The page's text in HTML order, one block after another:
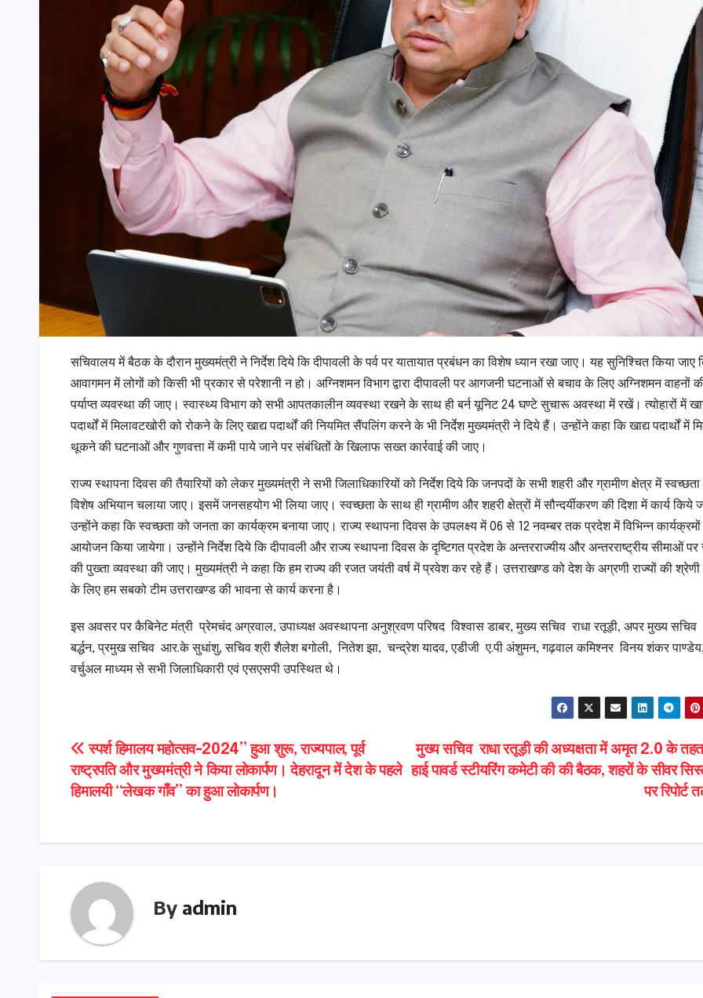
सचिवालय में बैठक के दौरान मुख्यमंत्री ने निर्देश दिये कि दीपावली के पर्व पर यातायात प्रबंधन का विशेष ध्यान रखा जाए। यह सुनिश्चित किया जाए
आवागमन में लोगों को किसी भी प्रकार से परेशानी न हो। अग्निशमन विभाग द्वारा दीपावली पर आगजनी घटनाओं से बचाव के लिए अग्निशमन वाहनों
पर्याप्त व्यवस्था की जाए। स्वास्थ्य विभाग को सभी आपतकालीन व्यवस्था रखने के साथ ही बर्न यूनिट 24 घण्टे सुचारू अवस्था में रखें। त्योहारों में
पदार्थों में मिलावटखोरी को रोकने के लिए खाद्य पदार्थों की नियमित सैंपलिंग करने के भी निर्देश मुख्यमंत्री ने दिये हैं। उन्होंने कहा कि खाद्य पदार्थों में
थूकने की घटनाओं और गुणवत्ता में कमी पाये जाने पर संबंधितों के खिलाफ सख्त कार्रवाई की जाए।
राज्य स्थापना दिवस की तैयारियों को लेकर मुख्यमंत्री ने सभी जिलाधिकारियों को निर्देश दिये कि जनपदों के सभी शहरी और ग्रामीण क्षेत्र में
विशेष अभियान चलाया जाए। इसमें जनसहयोग भी लिया जाए। स्वच्छता के साथ ही ग्रामीण और शहरी क्षेत्रों में सौन्दर्यीकरण की दिशा में कार्य किये
उन्होंने कहा कि स्वच्छता को जनता का कार्यक्रम बनाया जाए। राज्य स्थापना दिवस के उपलक्ष्य में 06 से 12 नवम्बर तक प्रदेश में विभिन्न
आयोजन किया जायेगा। उन्होंने निर्देश दिये कि दीपावली और राज्य स्थापना दिवस के दृष्टिगत प्रदेश के अन्तरराज्यीय और अन्तरराष्ट्रीय सीमाओं पर
की पुख्ता व्यवस्था की जाए। मुख्यमंत्री ने कहा कि हम राज्य की रजत जयंती वर्ष में प्रवेश कर रहे हैं। उत्तराखण्ड को देश के अग्रणी राज्यों की
के लिए हम सबको टीम उत्तराखण्ड की भावना से कार्य करना है।
इस अवसर पर कैबिनेट मंत्री प्रेमचंद अग्रवाल, उपाध्यक्ष अवस्थापना अनुश्रवण परिषद विश्वास डाबर, मुख्य सचिव राधा रतूड़ी, अपर मुख्य
बर्द्धन, प्रमुख सचिव आर.के सुधांशु, सचिव श्री शैलेश बगोली, नितेश झा, चन्द्रेश यादव, एडीजी ए.पी अंशुमन, गढ़वाल कमिश्नर विनय शंकर
वर्चुअल माध्यम से सभी जिलाधिकारी एवं एसएसपी उपस्थित थे।
Post
navigation
मुख्य सचिव राधा रतूड़ी की अध्यक्षता में अमृत 2.0 के
हाई पावर्ड स्टीयरिंग कमेटी की की बैठक, शहरों के सीवर
पर रिपोर्ट
स्पर्श हिमालय महोत्सव-2024’’ हुआ शुरू, राज्यपाल, पूर्व
राष्ट्रपति और मुख्यमंत्री ने किया लोकार्पण। देहरादून में देश के पहले
हिमालयी ‘‘लेखक गाँव’’ का हुआ लोकार्पण।
By admin